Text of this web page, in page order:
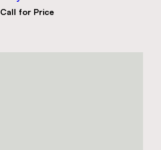
Call for Price